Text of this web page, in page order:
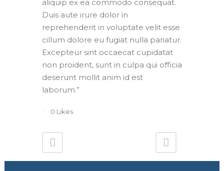
aliquip ex ea commodo consequat.
Duis aute irure dolor in
reprehenderit in voluptate velit esse
cillum dolore eu fugiat nulla pariatur.
Excepteur sint occaecat cupidatat
non proident, sunt in culpa qui officia
deserunt mollit anim id est
laborum.”
0 Likes